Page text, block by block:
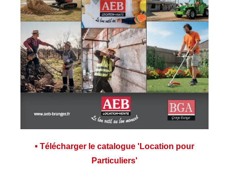
• Télécharger le catalogue 'Location pour
Particuliers'